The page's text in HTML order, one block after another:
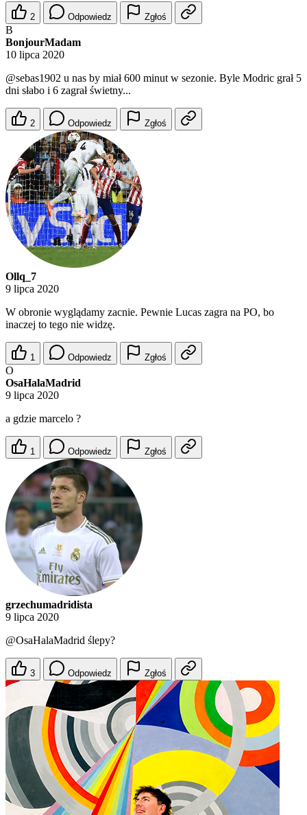
2 Odpowiedz Zgłoś
B
BonjourMadam
10 lipca 2020
@sebas1902 u nas by miał 600 minut w sezonie. Byle Modric grał 5
dni słabo i 6 zagrał świetny...
2 Odpowiedz Zgłoś
Ollq_7
9 lipca 2020
W obronie wyglądamy zacnie. Pewnie Lucas zagra na PO, bo
inaczej to tego nie widzę.
1 Odpowiedz Zgłoś
O
OsaHalaMadrid
9 lipca 2020
a gdzie marcelo ?
1 Odpowiedz Zgłoś
grzechumadridista
9 lipca 2020
@OsaHalaMadrid ślepy?
3 Odpowiedz Zgłoś